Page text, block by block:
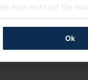
dann nicht auf Sie
die Einstellungen
Ok